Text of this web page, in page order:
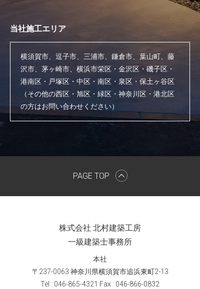
当社施工エリア
横須賀市、逗子市、三浦市、鎌倉市、葉山町、藤
沢市、茅ヶ崎市、横浜市栄区・金沢区・磯子区・
港南区・戸塚区・中区・南区・泉区・保土ヶ谷区
（その他の西区・旭区・緑区・神奈川区・港北区
の方はお問い合わせください）
PAGE TOP
株式会社 北村建築工房
一級建築士事務所
本社
〒 237-0063 神奈川県横須賀市追浜東町2-13
Tel : 046-865-4321 Fax : 046-866-0832